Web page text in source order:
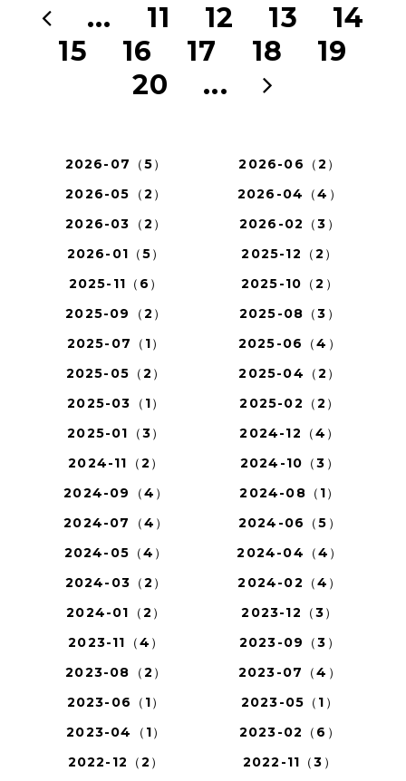
... 11 12 13
14
15
16 17 18
19
20
...
2026-07（5）
2026-06（2）
2026-05（2）
2026-04（4）
2026-03（2）
2026-02（3）
2026-01（5）
2025-12（2）
2025-11（6）
2025-10（2）
2025-09（2）
2025-08（3）
2025-07（1）
2025-06（4）
2025-05（2）
2025-04（2）
2025-03（1）
2025-02（2）
2025-01（3）
2024-12（4）
2024-11（2）
2024-10（3）
2024-09（4）
2024-08（1）
2024-07（4）
2024-06（5）
2024-05（4）
2024-04（4）
2024-03（2）
2024-02（4）
2024-01（2）
2023-12（3）
2023-11（4）
2023-09（3）
2023-08（2）
2023-07（4）
2023-06（1）
2023-05（1）
2023-04（1）
2023-02（6）
2022-12（2）
2022-11（3）